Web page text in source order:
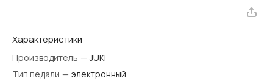
Характеристики
Производитель — JUKI
Тип педали — электронный